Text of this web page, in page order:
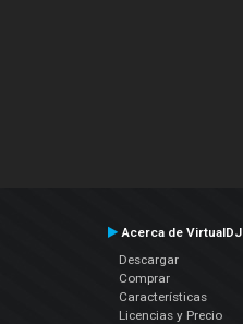
Acerca de VirtualDJ
Descargar
Comprar
Características
Licencias y Precio